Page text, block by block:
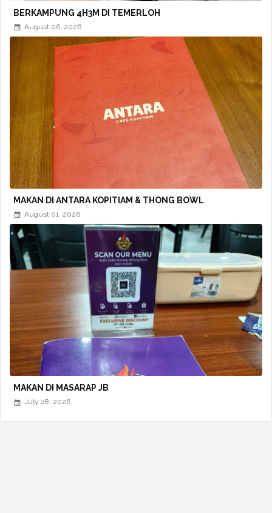
BERKAMPUNG 4H3M DI TEMERLOH
August 06, 2026
MAKAN DI ANTARA KOPITIAM & THONG BOWL
August 01, 2026
MAKAN DI MASARAP JB
July 28, 2026